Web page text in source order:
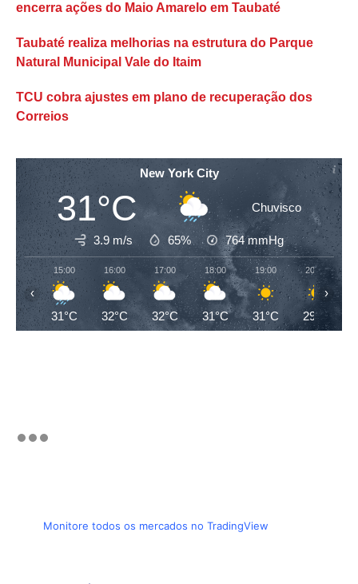
encerra ações do Maio Amarelo em Taubaté
Taubaté realiza melhorias na estrutura do Parque
Natural Municipal Vale do Itaim
TCU cobra ajustes em plano de recuperação dos
Correios
New York City
31°C Chuvisco
3.9 m/s 65% 764mmHg
15:00
31°C
16:00
32°C
17:00
32°C
18:00
31°C
19:00
31°C
20:00
29°C
‹ ›
Monitore todos os mercados no TradingView